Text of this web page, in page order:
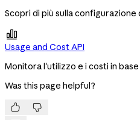
Scopri di più sulla

Usage and Cost API
Monitora l'utilizzo e i costi in
Was this page helpful?
 